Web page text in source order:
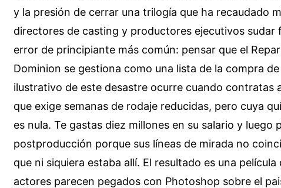
y la presión de cerrar una trilogía que ha recaudado
directores de casting y productores ejecutivos sudar
error de principiante más común: pensar que el
Dominion se gestiona como una lista de la compra
ilustrativo de este desastre ocurre cuando contratas
que exige semanas de rodaje reducidas, pero cuya
es nula. Te gastas diez millones en su salario y luego
postproducción porque sus líneas de mirada no
que ni siquiera estaba allí. El resultado es una
actores parecen pegados con Photoshop sobre el